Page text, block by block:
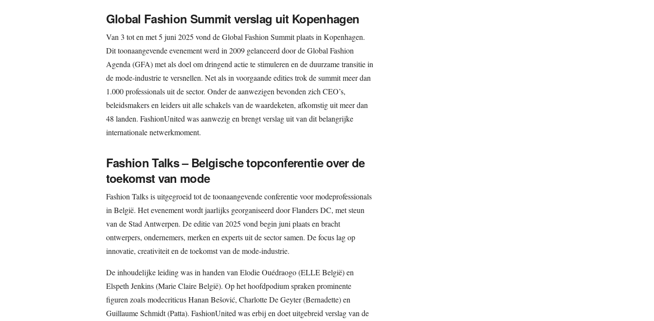
Global Fashion Summit verslag uit Kopenhagen
Van 3 tot en met 5 juni 2025 vond de Global Fashion Summit plaats in Kopenhagen.
Dit toonaangevende evenement werd in 2009 gelanceerd door de Global Fashion
Agenda (GFA) met als doel om dringend actie te stimuleren en de duurzame transitie in
de mode-industrie te versnellen. Net als in voorgaande edities trok de summit meer dan
1.000 professionals uit de sector. Onder de aanwezigen bevonden zich CEO’s,
beleidsmakers en leiders uit alle schakels van de waardeketen, afkomstig uit meer dan
48 landen. FashionUnited was aanwezig en brengt verslag uit van dit belangrijke
internationale netwerkmoment.
Fashion Talks – Belgische topconferentie over de
toekomst van mode
Fashion Talks is uitgegroeid tot de toonaangevende conferentie voor modeprofessionals
in België. Het evenement wordt jaarlijks georganiseerd door Flanders DC, met steun
van de Stad Antwerpen. De editie van 2025 vond begin juni plaats en bracht
ontwerpers, ondernemers, merken en experts uit de sector samen. De focus lag op
innovatie, creativiteit en de toekomst van de mode-industrie.
De inhoudelijke leiding was in handen van Elodie Ouédraogo (ELLE België) en
Elspeth Jenkins (Marie Claire België). Op het hoofdpodium spraken prominente
figuren zoals modecriticus Hanan Bešović, Charlotte De Geyter (Bernadette) en
Guillaume Schmidt (Patta). FashionUnited was erbij en doet uitgebreid verslag van de